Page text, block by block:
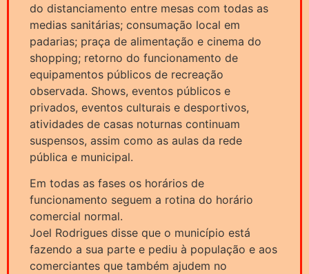
do distanciamento entre mesas com todas as
medias sanitárias; consumação local em
padarias; praça de alimentação e cinema do
shopping; retorno do funcionamento de
equipamentos públicos de recreação
observada. Shows, eventos públicos e
privados, eventos culturais e desportivos,
atividades de casas noturnas continuam
suspensos, assim como as aulas da rede
pública e municipal.
Em todas as fases os horários de
funcionamento seguem a rotina do horário
comercial normal.
Joel Rodrigues disse que o município está
fazendo a sua parte e pediu à população e aos
comerciantes que também ajudem no